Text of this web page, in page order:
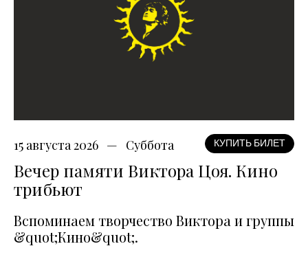
15 августа 2026 Суббота КУПИТЬ БИЛЕТ
Вечер памяти Виктора Цоя. Кино
трибьют
Вспоминаем творчество Виктора и группы
&quot;Кино&quot;.